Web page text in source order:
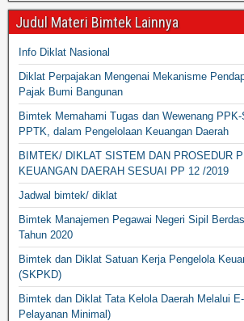
Judul Materi Bimtek Lainnya
Info Diklat Nasional
Diklat Perpajakan Mengenai Mekanisme
Pajak Bumi Bangunan
Bimtek Memahami Tugas dan Wewenang
PPTK, dalam Pengelolaan Keuangan Daerah
BIMTEK/ DIKLAT SISTEM DAN PROSEDUR
KEUANGAN DAERAH SESUAI PP 12 /2019
Jadwal bimtek/ diklat
Bimtek Manajemen Pegawai Negeri Sipil
Tahun 2020
Bimtek dan Diklat Satuan Kerja Pengelola
(SKPKD)
Bimtek dan Diklat Tata Kelola Daerah Melalui
Pelayanan Minimal)